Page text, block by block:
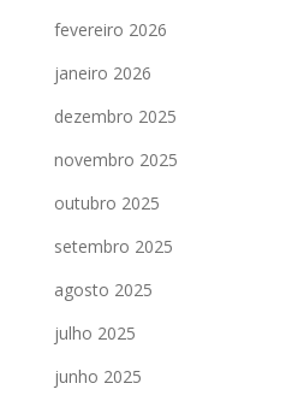
fevereiro 2026
janeiro 2026
dezembro 2025
novembro 2025
outubro 2025
setembro 2025
agosto 2025
julho 2025
junho 2025